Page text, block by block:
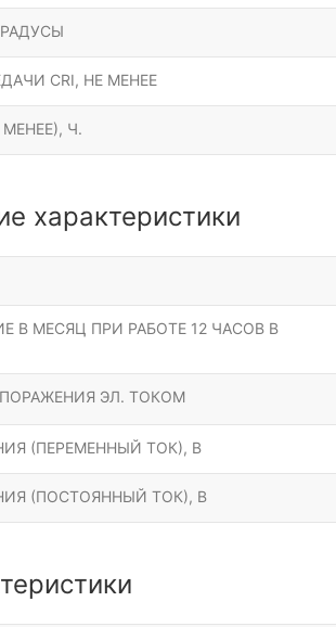
CRI, НЕ МЕНЕЕ
Ч.
характеристики
В МЕСЯЦ ПРИ РАБОТЕ 12 ЧАСОВ В
ЭЛ. ТОКОМ
(ПЕРЕМЕННЫЙ ТОК), В
(ПОСТОЯННЫЙ ТОК), В